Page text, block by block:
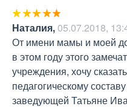
Наталия,05.07.2018,
От имени мамы и моей
в этом году этого
учреждения, хочу
педагогическому
заведующей Татьяне